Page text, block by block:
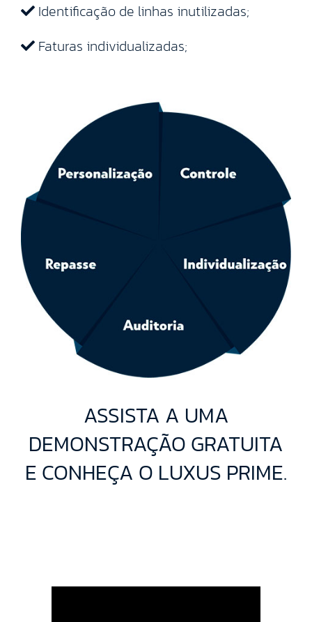
Identificação de linhas inutilizadas;
Faturas individualizadas;
ASSISTA A UMA
DEMONSTRAÇÃO GRATUITA
E CONHEÇA O LUXUS PRIME.